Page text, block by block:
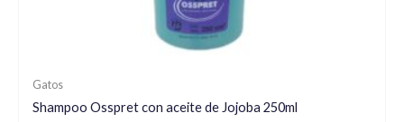
Gatos
Shampoo Osspret con aceite de Jojoba 250ml